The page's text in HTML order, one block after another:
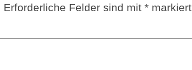
Erforderliche Felder sind mit * markiert